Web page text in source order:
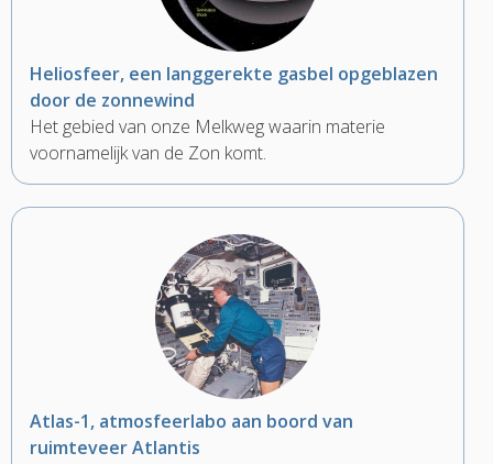
Heliosfeer, een langgerekte gasbel opgeblazen
door de zonnewind
Het gebied van onze Melkweg waarin materie
voornamelijk van de Zon komt.
Atlas-1, atmosfeerlabo aan boord van
ruimteveer Atlantis